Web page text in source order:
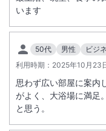
います
50代 男性
ビジ
利用時期： 2025年10月23
思わず広い部屋に案内
がよく、大浴場に満足
と思う。